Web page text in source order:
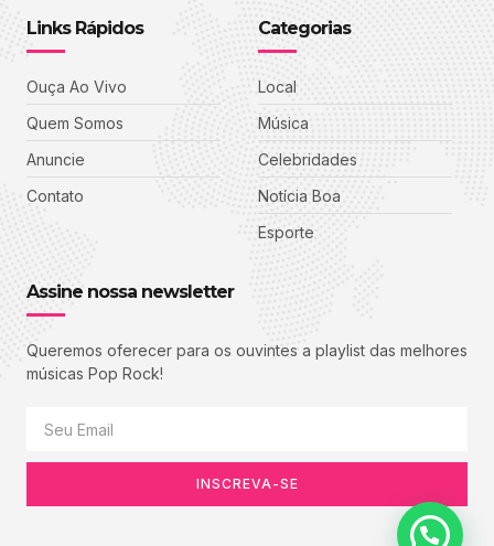
Links Rápidos
Ouça Ao Vivo
Quem Somos
Anuncie
Contato
Categorias
Local
Música
Celebridades
Notícia Boa
Esporte
Assine nossa newsletter
Queremos oferecer para os ouvintes a playlist das melhores
músicas Pop Rock!
INSCREVA-SE